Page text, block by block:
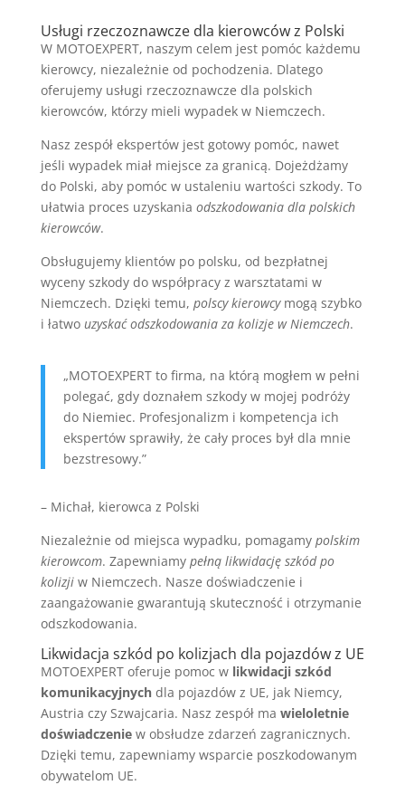
Usługi rzeczoznawcze dla kierowców z Polski
W MOTOEXPERT, naszym celem jest pomóc każdemu
kierowcy, niezależnie od pochodzenia. Dlatego
oferujemy usługi rzeczoznawcze dla polskich
kierowców, którzy mieli wypadek w Niemczech.
Nasz zespół ekspertów jest gotowy pomóc, nawet
jeśli wypadek miał miejsce za granicą. Dojeżdżamy
do Polski, aby pomóc w ustaleniu wartości szkody. To
ułatwia proces uzyskania odszkodowania dla polskich
kierowców.
Obsługujemy klientów po polsku, od bezpłatnej
wyceny szkody do współpracy z warsztatami w
Niemczech. Dzięki temu, polscy kierowcymogą szybko
i łatwo uzyskać odszkodowania za kolizje w Niemczech.
„MOTOEXPERT to firma, na którą mogłem w pełni
polegać, gdy doznałem szkody w mojej podróży
do Niemiec. Profesjonalizm i kompetencja ich
ekspertów sprawiły, że cały proces był dla mnie
bezstresowy.”
– Michał, kierowca z Polski
Niezależnie od miejsca wypadku, pomagamy polskim
kierowcom. Zapewniamy pełną likwidację szkód po
kolizjiw Niemczech. Nasze doświadczenie i
zaangażowanie gwarantują skuteczność i otrzymanie
odszkodowania.
Likwidacja szkód po kolizjach dla pojazdów z UE
MOTOEXPERT oferuje pomoc w likwidacji szkód
komunikacyjnychdla pojazdów z UE, jak Niemcy,
Austria czy Szwajcaria. Nasz zespół ma wieloletnie
doświadczeniew obsłudze zdarzeń zagranicznych.
Dzięki temu, zapewniamy wsparcie poszkodowanym
obywatelom UE.